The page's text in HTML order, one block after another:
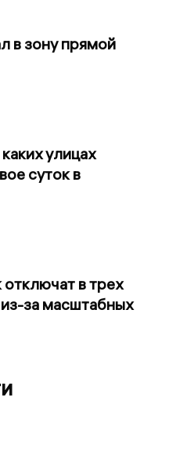
в зону прямой
улицах
суток в
в трех
за масштабных